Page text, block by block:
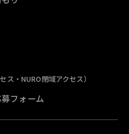
ス・NURO閉域アクセス）
フォーム